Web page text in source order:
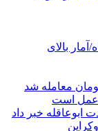
آمار بالای
عمل است
ابوعاقله خبر داد